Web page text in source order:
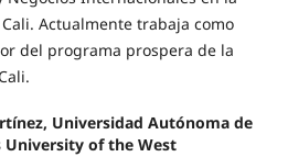
Actualmente trabaja como
del programa prospera de la
Universidad Autónoma de
of the West